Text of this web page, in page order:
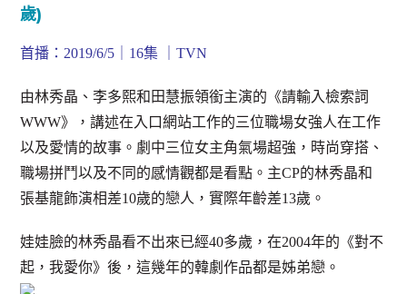
歲)
首播：2019/6/5｜16集 ｜TVN
由林秀晶、李多熙和田慧振領銜主演的《請輸入檢索詞
WWW》，講述在入口網站工作的三位職場女強人在工作
以及愛情的故事。劇中三位女主角氣場超強，時尚穿搭、
職場拼鬥以及不同的感情觀都是看點。主CP的林秀晶和
張基龍飾演相差10歲的戀人，實際年齡差13歲。
娃娃臉的林秀晶看不出來已經40多歲，在2004年的《對不
起，我愛你》後，這幾年的韓劇作品都是姊弟戀。